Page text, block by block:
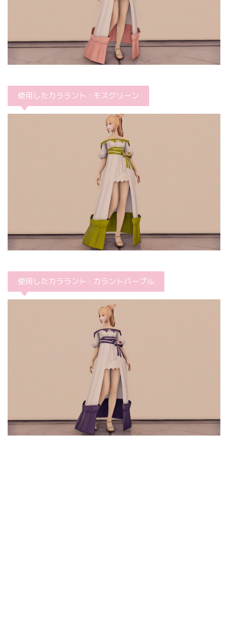
使用したカララント : モスグリーン
使用したカララント : カラントパープル